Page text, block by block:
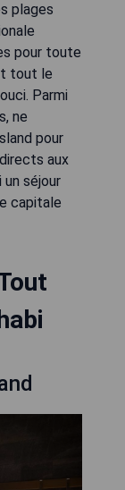
plages
pour toute
tout le
Parmi
ne
pour
aux
séjour
capitale